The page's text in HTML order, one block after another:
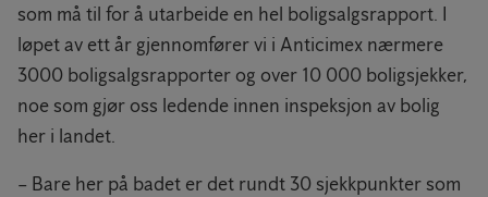
som må til for å utarbeide en hel boligsalgsrapport. I
løpet av ett år gjennomfører vi i Anticimex nærmere
3000 boligsalgsrapporter og over 10 000 boligsjekker,
noe som gjør oss ledende innen inspeksjon av bolig
her i landet.
– Bare her på badet er det rundt 30 sjekkpunkter som